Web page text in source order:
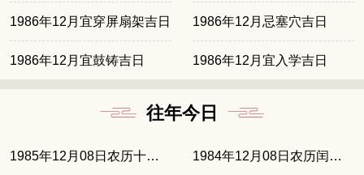
1986年12月宜穿屏扇架吉日 1986年12月忌塞穴吉日
1986年12月宜鼓铸吉日 1986年12月宜入学吉日
往年今日
1985年12月08日农历十月廿七 1984年12月08日农历闰十月十六